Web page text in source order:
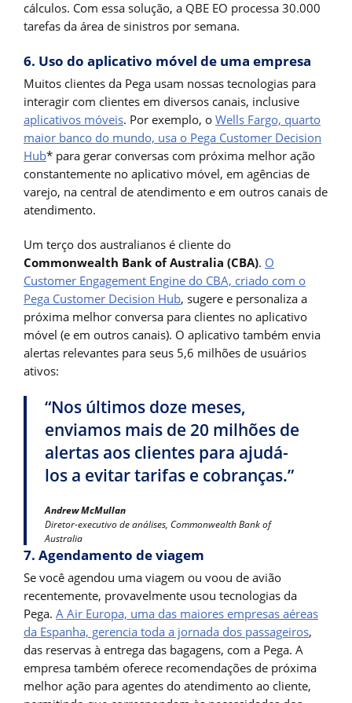
cálculos. Com essa solução, a QBE EO processa 30.000
tarefas da área de sinistros por semana.
6. Uso do aplicativo móvel de uma empresa
Muitos clientes da Pega usam nossas tecnologias para
interagir com clientes em diversos canais, inclusive
aplicativos móveis. Por exemplo, o Wells Fargo, quarto
maior banco do mundo, usa o Pega Customer Decision
Hub* para gerar conversas com próxima melhor ação
constantemente no aplicativo móvel, em agências de
varejo, na central de atendimento e em outros canais de
atendimento.
Um terço dos australianos é cliente do
Commonwealth Bank of Australia (CBA). O
Customer Engagement Engine do CBA, criado com o
Pega Customer Decision Hub, sugere e personaliza a
próxima melhor conversa para clientes no aplicativo
móvel (e em outros canais). O aplicativo também envia
alertas relevantes para seus 5,6 milhões de usuários
ativos:
“Nos últimos doze meses,
enviamos mais de 20 milhões de
alertas aos clientes para ajudá-
los a evitar tarifas e cobranças.”
Andrew McMullan
Diretor-executivo de análises, Commonwealth Bank of
Australia
7. Agendamento de viagem
Se você agendou uma viagem ou voou de avião
recentemente, provavelmente usou tecnologias da
Pega. A Air Europa, uma das maiores empresas aéreas
da Espanha, gerencia toda a jornada dos passageiros,
das reservas à entrega das bagagens, com a Pega. A
empresa também oferece recomendações de próxima
melhor ação para agentes do atendimento ao cliente,